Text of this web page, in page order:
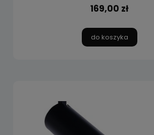
169,00 zł
do koszyka